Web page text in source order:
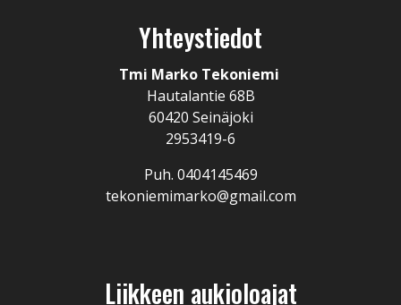
Yhteystiedot
Tmi Marko Tekoniemi
Hautalantie 68B
60420 Seinäjoki
2953419-6
Puh. 0404145469
tekoniemimarko@gmail.com
Liikkeen aukioloajat